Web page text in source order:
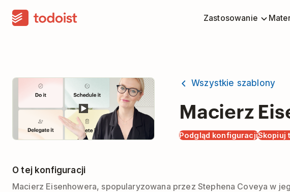
Zastosowanie
Wszystkie szablony
Macierz
Podgląd konfiguracjiSkopiuj
O tej konfiguracji
Macierz Eisenhowera, spopularyzowana przez Stephena Coveya w